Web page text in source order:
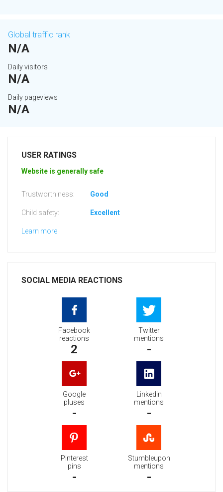
Global traffic rank
N/A
Daily visitors
N/A
Daily pageviews
N/A
USER RATINGS
Website is generally safe
Trustworthiness: Good
Child safety: Excellent
Learn more
SOCIAL MEDIA REACTIONS
Facebook
reactions
2
Twitter
mentions
-
Google
pluses
-
Linkedin
mentions
-
Pinterest
pins
-
Stumbleupon
mentions
-